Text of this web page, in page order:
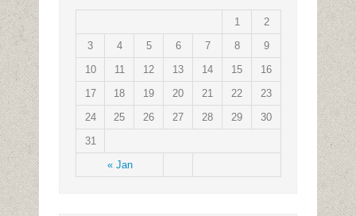
« Jan
1
2
3
4 5 6 7 8
9
10
11 12 13 14 15
16
17
18 19 20 21 22
23
24
25 26 27 28 29
30
31